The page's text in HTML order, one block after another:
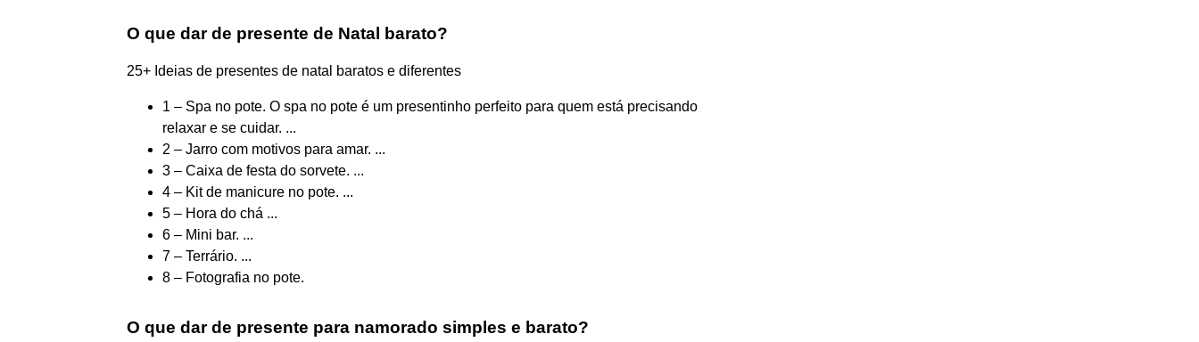
O que dar de presente de Natal barato?
25+ Ideias de presentes de natal baratos e diferentes
1 – Spa no pote. O spa no pote é um presentinho perfeito para quem está precisando
relaxar e se cuidar. ...
2 – Jarro com motivos para amar. ...
3 – Caixa de festa do sorvete. ...
4 – Kit de manicure no pote. ...
5 – Hora do chá ...
6 – Mini bar. ...
7 – Terrário. ...
8 – Fotografia no pote.
O que dar de presente para namorado simples e barato?